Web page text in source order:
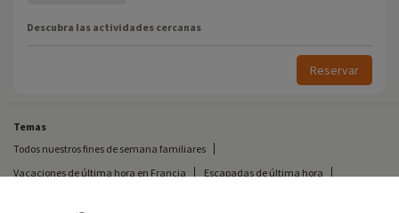
Descubra las actividades cercanas
Reservar
Temas
Todos nuestros fines de semana familiares
Vacaciones de última hora en Francia
Escapadas de última hora